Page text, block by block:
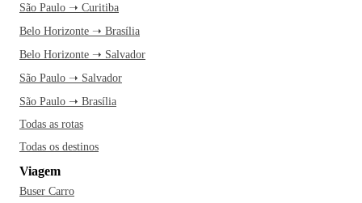
São Paulo ➝ Curitiba
Belo Horizonte ➝ Brasília
Belo Horizonte ➝ Salvador
São Paulo ➝ Salvador
São Paulo ➝ Brasília
Todas as rotas
Todas os destinos
Viagem
Buser Carro